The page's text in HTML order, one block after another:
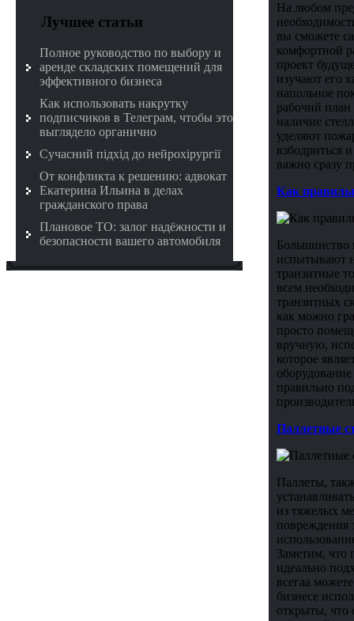
Лучшее статьи
Полное руководство по выбору и
аренде складских помещений для
эффективного бизнеса
Как использовать накрутку
подписчиков в Телеграм, чтобы это
выглядело органично
Сучасний підхід до нейрохірургії
От конфликта к решению: адвокат
Екатерина Ильина в делах
гражданского права
Плановое ТО: залог надёжности и
безопасности вашего автомобиля
На любом
вы сможете
комфортной
проект
изучают его
напольное
рабочий план
наличие
уделяют
взбодриться
важно сразу
Как
Большинство
испытывают
транзитные
всем
транзитных
как можно
просто
вручную,
которое
правильно
Паллетные
Паллеты,
из тяжелых
повреждения
Заметим, что
идеально
всегаа
бизнесе
открыты, что